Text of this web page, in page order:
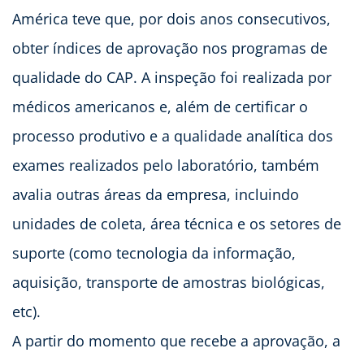
América teve que, por dois anos consecutivos,
obter índices de aprovação nos programas de
qualidade do CAP. A inspeção foi realizada por
médicos americanos e, além de certificar o
processo produtivo e a qualidade analítica dos
exames realizados pelo laboratório, também
avalia outras áreas da empresa, incluindo
unidades de coleta, área técnica e os setores de
suporte (como tecnologia da informação,
aquisição, transporte de amostras biológicas,
etc).
A partir do momento que recebe a aprovação, a